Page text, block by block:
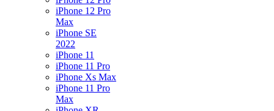
iPhone 12 Pro
Max
iPhone SE
2022
iPhone 11
iPhone 11 Pro
iPhone Xs Max
iPhone 11 Pro
Max